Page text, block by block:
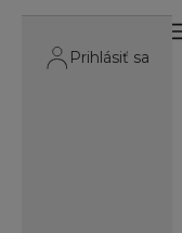
Prihlásiť sa